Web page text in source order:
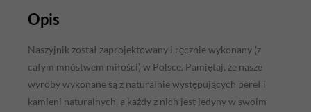
Opis
Naszyjnik został zaprojektowany i ręcznie wykonany (z
całym mnóstwem miłości) w Polsce. Pamiętaj, że nasze
wyroby wykonane są z naturalnie występujących pereł i
kamieni naturalnych, a każdy z nich jest jedyny w swoim